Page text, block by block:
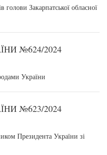
Закарпатської обласної
№624/2024
України
№623/2024
Президента України зі